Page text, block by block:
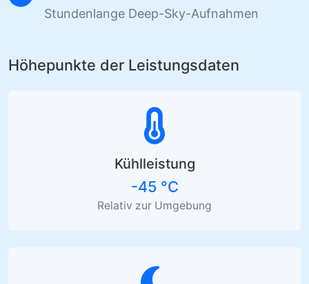
Stundenlange Deep-Sky-Aufnahmen
Höhepunkte der Leistungsdaten
Kühlleistung
-45 °C
Relativ zur Umgebung